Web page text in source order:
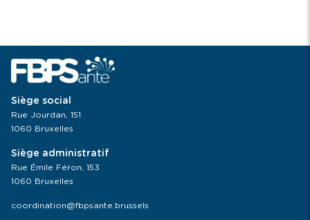
Siège social
Rue Jourdan, 151
1060 Bruxelles
Siège administratif
Rue Émile Féron, 153
1060 Bruxelles
coordination@fbpsante.brussels